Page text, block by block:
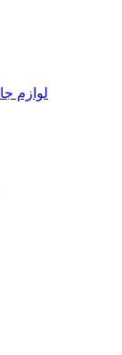
لوازم